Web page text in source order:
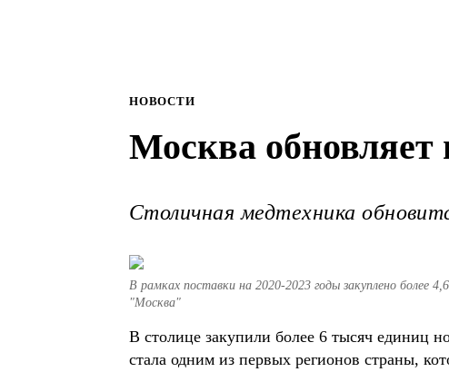
НОВОСТИ
Москва обновляет
Столичная медтехника
В рамках поставки на 2020-2023 годы закуплено более
"Москва"
В столице закупили более 6 тысяч единиц
стала одним из первых регионов страны,